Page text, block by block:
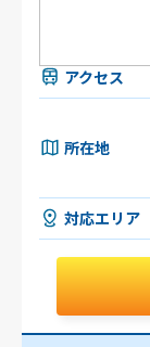
アクセス
所在地
対応エリア